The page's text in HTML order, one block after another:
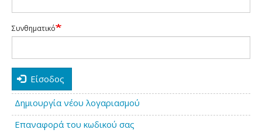
Συνθηματικό
Είσοδος
Δημιουργία νέου λογαριασμού
Επαναφορά του κωδικού σας